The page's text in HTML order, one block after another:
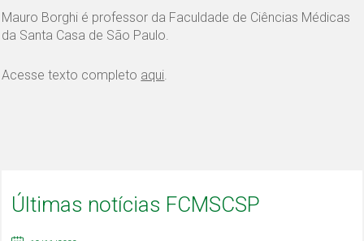
Mauro Borghi é professor da Faculdade de Ciências Médicas
da Santa Casa de São Paulo.
Acesse texto completo aqui.
Últimas notícias FCMSCSP